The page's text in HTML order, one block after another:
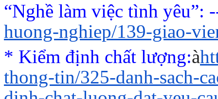
“Nghề làm việc tình yêu”:
huong-nghiep/139-giao-
* Kiểm định chất lượng:à
thong-tin/325-danh-sach-